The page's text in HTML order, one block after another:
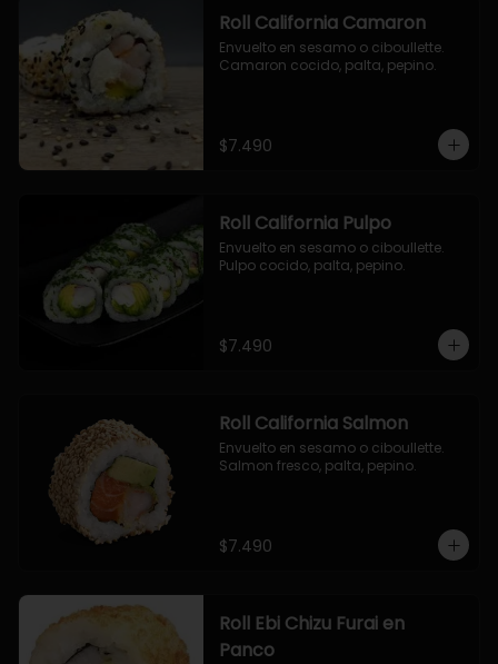
Roll California Camaron
Envuelto en sesamo o ciboullette.
Camaron cocido, palta, pepino.
$7.490
Roll California Pulpo
Envuelto en sesamo o ciboullette.
Pulpo cocido, palta, pepino.
$7.490
Roll California Salmon
Envuelto en sesamo o ciboullette.
Salmon fresco, palta, pepino.
$7.490
Roll Ebi Chizu Furai en
Panco